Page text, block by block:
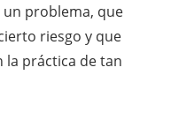
problema, que
riesgo y que
la práctica de tan